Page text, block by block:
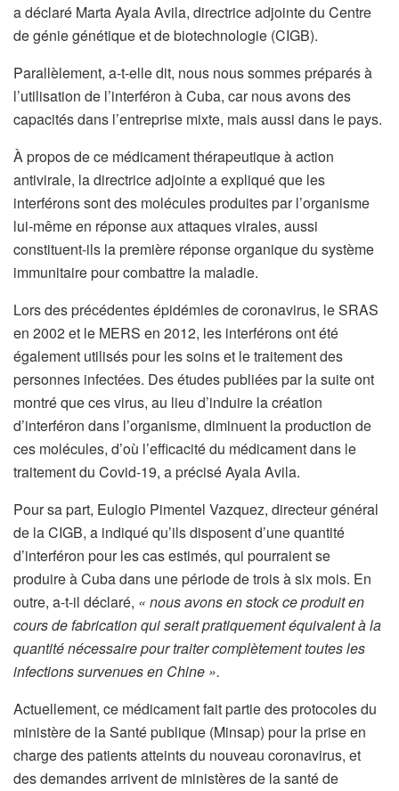
a déclaré Marta Ayala Avila, directrice adjointe du Centre
de génie génétique et de biotechnologie (CIGB).
Parallèlement, a-t-elle dit, nous nous sommes préparés à
l’utilisation de l’interféron à Cuba, car nous avons des
capacités dans l’entreprise mixte, mais aussi dans le pays.
À propos de ce médicament thérapeutique à action
antivirale, la directrice adjointe a expliqué que les
interférons sont des molécules produites par l’organisme
lui-même en réponse aux attaques virales, aussi
constituent-ils la première réponse organique du système
immunitaire pour combattre la maladie.
Lors des précédentes épidémies de coronavirus, le SRAS
en 2002 et le MERS en 2012, les interférons ont été
également utilisés pour les soins et le traitement des
personnes infectées. Des études publiées par la suite ont
montré que ces virus, au lieu d’induire la création
d’interféron dans l’organisme, diminuent la production de
ces molécules, d’où l’efficacité du médicament dans le
traitement du Covid-19, a précisé Ayala Avila.
Pour sa part, Eulogio Pimentel Vazquez, directeur général
de la CIGB, a indiqué qu’ils disposent d’une quantité
d’interféron pour les cas estimés, qui pourraient se
produire à Cuba dans une période de trois à six mois. En
outre, a-t-il déclaré, « nous avons en stock ce produit en
cours de fabrication qui serait pratiquement équivalent à la
quantité nécessaire pour traiter complètement toutes les
infections survenues en Chine ».
Actuellement, ce médicament fait partie des protocoles du
ministère de la Santé publique (Minsap) pour la prise en
charge des patients atteints du nouveau coronavirus, et
des demandes arrivent de ministères de la santé de